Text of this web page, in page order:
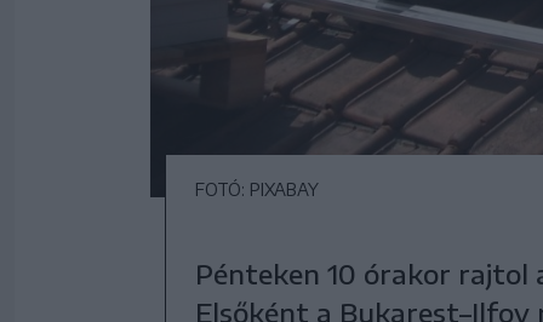
FOTÓ: PIXABAY
Pénteken 10 órakor rajtol
Elsőként a Bukarest–Ilfov